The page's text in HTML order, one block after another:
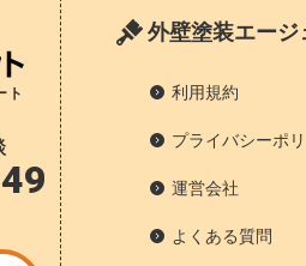
ト
外壁塗装エージ
利用規約
プライバシーポ
運営会社
よくある質問